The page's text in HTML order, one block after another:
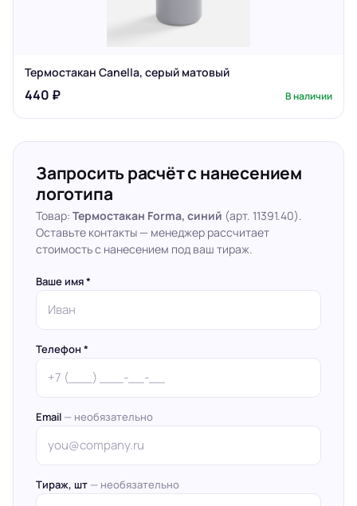
Термостакан Canella, серый матовый
440 ₽ В наличии
Запросить расчёт с нанесением
логотипа
Товар: Термостакан Forma, синий (арт. 11391.40).
Оставьте контакты — менеджер рассчитает
стоимость с нанесением под ваш тираж.
Ваше имя *
Телефон *
Email — необязательно
Тираж, шт — необязательно